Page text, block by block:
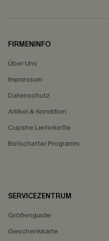
FIRMENINFO
Über Uns
Impressum
Datenschutz
Artikel & Kondition
Cupshe Lieferkette
Botschafter Programm
SERVICEZENTRUM
Größenguide
Geschenkkarte